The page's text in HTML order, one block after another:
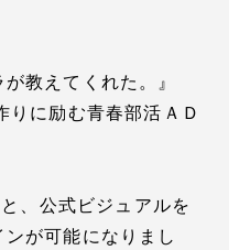
教えてくれた。』
に励む青春部活ＡＤ
、公式ビジュアルを
が可能になりまし